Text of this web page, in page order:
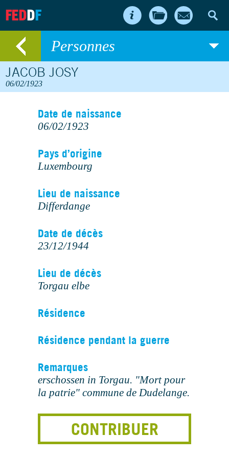
FEDDF
Personnes
JACOB JOSY
06/02/1923
Date de naissance
06/02/1923
Pays d’origine
Luxembourg
Lieu de naissance
Differdange
Date de décès
23/12/1944
Lieu de décès
Torgau elbe
Résidence
Résidence pendant la guerre
Remarques
erschossen in Torgau. "Mort pour
la patrie" commune de Dudelange.
CONTRIBUER